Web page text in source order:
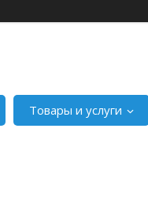
Товары и услуги